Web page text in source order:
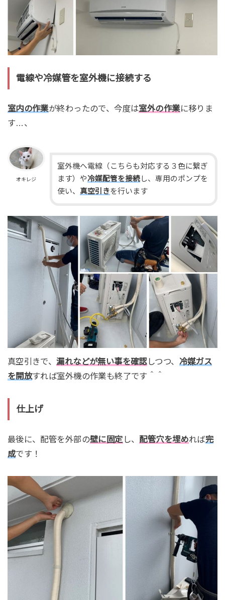
電線や冷媒管を室外機に接続する
室内の作業が終わったので、今度は室外の作業に移りま
す…、
オキレジ
室外機へ電線（こちらも対応する３色に繋ぎ
ます）や冷媒配管を接続し、専用のポンプを
使い、 真空引きを行います
真空引きで、漏れなどが無い事を確認しつつ、 冷媒ガス
を開放すれば室外機の作業も終了です＾＾
仕上げ
最後に、配管を外部の壁に固定 し、 配管穴を埋めれば完
成です！